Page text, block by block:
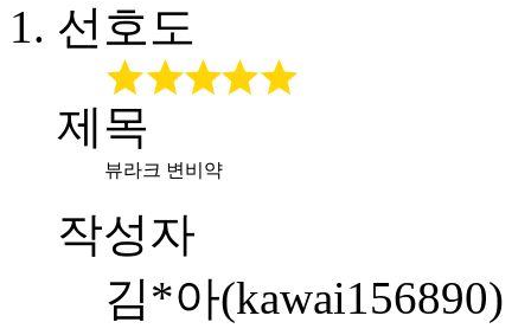
선호도
제목
뷰라크 변비약
작성자
김*아(kawai156890)